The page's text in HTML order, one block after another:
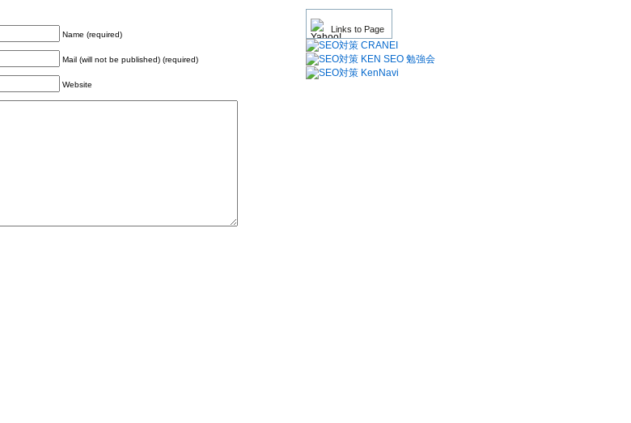
Links to Page
Name (required)
Mail (will not be published) (required)
Website